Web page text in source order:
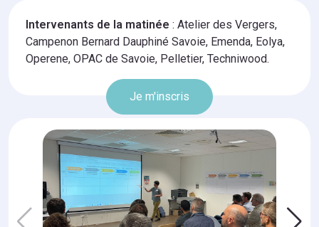
Intervenants de la matinée : Atelier des Vergers,
Campenon Bernard Dauphiné Savoie, Emenda, Eolya,
Operene, OPAC de Savoie, Pelletier, Techniwood.
Je m'inscris